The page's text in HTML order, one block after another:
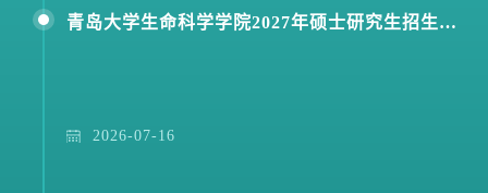
青岛大学生命科学学院2027年硕士研究生招生专业目录及考试大纲
2026-07-16